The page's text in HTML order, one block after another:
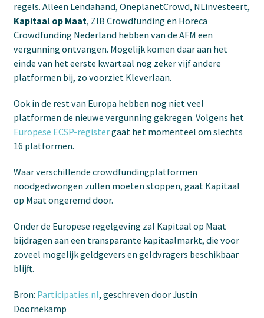
regels. Alleen Lendahand, OneplanetCrowd, NLinvesteert,
Kapitaal op Maat, ZIB Crowdfunding en Horeca
Crowdfunding Nederland hebben van de AFM een
vergunning ontvangen. Mogelijk komen daar aan het
einde van het eerste kwartaal nog zeker vijf andere
platformen bij, zo voorziet Kleverlaan.
Ook in de rest van Europa hebben nog niet veel
platformen de nieuwe vergunning gekregen. Volgens het
Europese ECSP-registergaat het momenteel om slechts
16 platformen.
Waar verschillende crowdfundingplatformen
noodgedwongen zullen moeten stoppen, gaat Kapitaal
op Maat ongeremd door.
Onder de Europese regelgeving zal Kapitaal op Maat
bijdragen aan een transparante kapitaalmarkt, die voor
zoveel mogelijk geldgevers en geldvragers beschikbaar
blijft.
Bron: Participaties.nl, geschreven door Justin
Doornekamp